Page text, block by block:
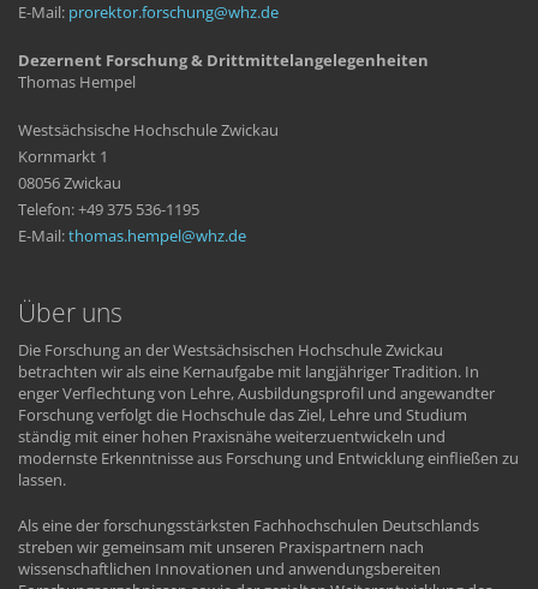
E-Mail: prorektor.forschung whzde
Dezernent Forschung & Drittmittelangelegenheiten
Thomas Hempel
Westsächsische Hochschule Zwickau
Kornmarkt 1
08056 Zwickau
Telefon: +49 375 536-1195
E-Mail:thomas.hempel whzde
Über uns
Die Forschung an der Westsächsischen Hochschule Zwickau
betrachten wir als eine Kernaufgabe mit langjähriger Tradition. In
enger Verflechtung von Lehre, Ausbildungsprofil und angewandter
Forschung verfolgt die Hochschule das Ziel, Lehre und Studium
ständig mit einer hohen Praxisnähe weiterzuentwickeln und
modernste Erkenntnisse aus Forschung und Entwicklung einfließen zu
lassen.
Als eine der forschungsstärksten Fachhochschulen Deutschlands
streben wir gemeinsam mit unseren Praxispartnern nach
wissenschaftlichen Innovationen und anwendungsbereiten